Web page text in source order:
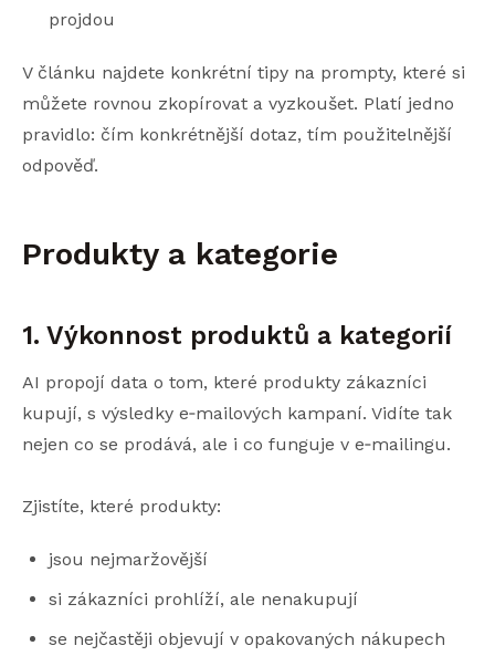
projdou
V článku najdete konkrétní tipy na prompty, které si
můžete rovnou zkopírovat a vyzkoušet. Platí jedno
pravidlo: čím konkrétnější dotaz, tím použitelnější
odpověď.
Produkty a kategorie
1. Výkonnost produktů a kategorií
AI propojí data o tom, které produkty zákazníci
kupují, s výsledky e‑mailových kampaní. Vidíte tak
nejen co se prodává, ale i co funguje v e‑mailingu.
Zjistíte, které produkty:
jsou nejmaržovější
si zákazníci prohlíží, ale nenakupují
se nejčastěji objevují v opakovaných nákupech